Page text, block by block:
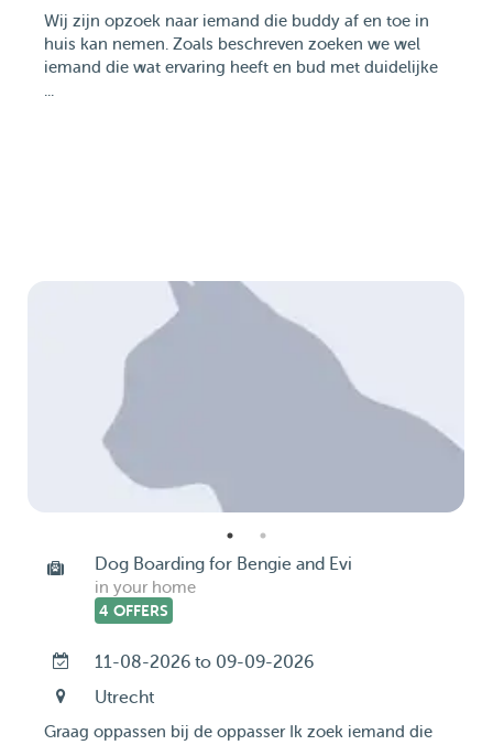
Wij zijn opzoek naar iemand die buddy af en toe in
huis kan nemen. Zoals beschreven zoeken we wel
iemand die wat ervaring heeft en bud met duidelijke
...
Dog Boarding for Bengie and Evi
in your home
4 OFFERS
11-08-2026 to 09-09-2026
Utrecht
Graag oppassen bij de oppasser Ik zoek iemand die